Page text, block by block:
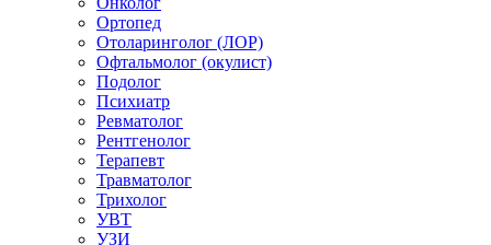
Ортопед
Отоларинголог (ЛОР)
Офтальмолог (окулист)
Подолог
Психиатр
Ревматолог
Рентгенолог
Терапевт
Травматолог
Трихолог
УВТ
УЗИ